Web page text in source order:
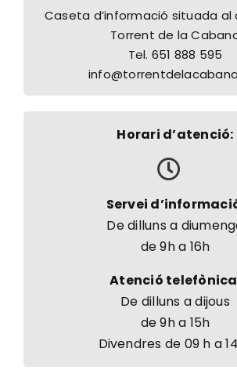
Caseta d’informació situada
Torrent de la
Tel. 651 888 595
Horari d’atenció:
Servei
De dilluns a
de 9h a 16h
Atenció
De dilluns a dijous
de 9h a 15h
Divendres de 09 h a